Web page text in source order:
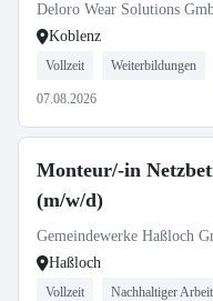
Deloro Wear Solutions
Koblenz
Vollzeit Weiterbildungen
07.08.2026
Monteur/-in
(m/w/d)
Gemeindewerke Haßloch
Haßloch
Vollzeit Nachhaltiger